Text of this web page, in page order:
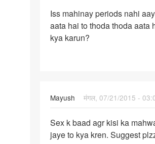
Iss
mahinay
periods
Iss mahinay periods nahi
aata hai to thoda thoda aata
kya karun?
Mayush
मंगल, 07/21/2015 -
Sex
k
Sex k baad agr kisi ka
jaye to kya kren. Suggest